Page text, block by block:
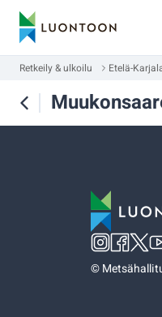
Retkeily & ulkoilu Etelä-
©